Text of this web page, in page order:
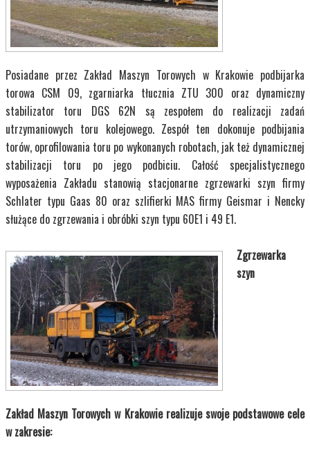
Posiadane przez Zakład Maszyn Torowych w Krakowie podbijarka
torowa CSM 09, zgarniarka tłucznia ZTU 300 oraz dynamiczny
stabilizator toru DGS 62N są zespołem do realizacji zadań
utrzymaniowych toru kolejowego. Zespół ten dokonuje podbijania
torów, oprofilowania toru po wykonanych robotach, jak też dynamicznej
stabilizacji toru po jego podbiciu. Całość specjalistycznego
wyposażenia Zakładu stanowią stacjonarne zgrzewarki szyn firmy
Schlater typu Gaas 80 oraz szlifierki MAS firmy Geismar i Nencky
służące do zgrzewania i obróbki szyn typu 60E1 i 49 E1.
Zgrzewarka
szyn
Zakład Maszyn Torowych w Krakowie realizuje swoje podstawowe cele
w zakresie: